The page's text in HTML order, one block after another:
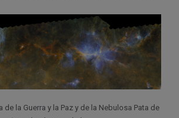
de la Guerra y la Paz y de la Nebulosa Pata de